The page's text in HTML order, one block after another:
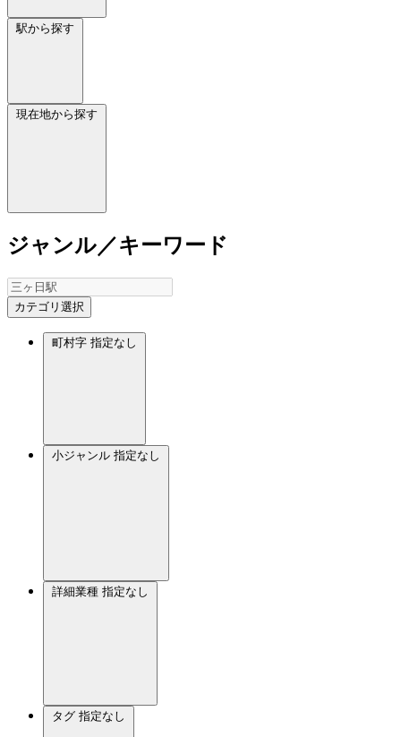
駅から探す
現在地から探す
ジャンル／キーワード
カテゴリ選択
町村字 指定なし
小ジャンル 指定なし
詳細業種 指定なし
タグ 指定なし